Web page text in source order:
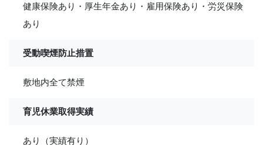
健康保険あり・厚生年金あり・雇用保険あり・労災保険
あり
受動喫煙防止措置
敷地内全て禁煙
育児休業取得実績
あり（実績有り）